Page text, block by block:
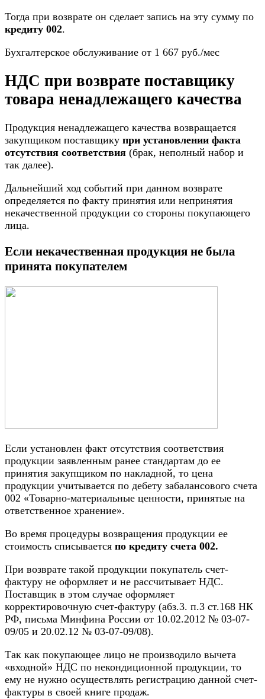
Тогда при возврате он сделает запись на эту сумму по
кредиту 002.
Бухгалтерское обслуживание от 1 667 руб./мес
НДС при возврате поставщику
товара ненадлежащего качества
Продукция ненадлежащего качества возвращается
закупщиком поставщику при установлении факта
отсутствия соответствия (брак, неполный набор и
так далее).
Дальнейший ход событий при данном возврате
определяется по факту принятия или непринятия
некачественной продукции со стороны покупающего
лица.
Если некачественная продукция не была
принята покупателем
Если установлен факт отсутствия соответствия
продукции заявленным ранее стандартам до ее
принятия закупщиком по накладной, то цена
продукции учитывается по дебету забалансового счета
002 «Товарно-материальные ценности, принятые на
ответственное хранение».
Во время процедуры возвращения продукции ее
стоимость списывается по кредиту счета 002.
При возврате такой продукции покупатель счет-
фактуру не оформляет и не рассчитывает НДС.
Поставщик в этом случае оформляет
корректировочную счет-фактуру (абз.3. п.3 ст.168 НК
РФ, письма Минфина России от 10.02.2012 № 03-07-
09/05 и 20.02.12 № 03-07-09/08).
Так как покупающее лицо не производило вычета
«входной» НДС по некондиционной продукции, то
ему не нужно осуществлять регистрацию данной счет-
фактуры в своей книге продаж.